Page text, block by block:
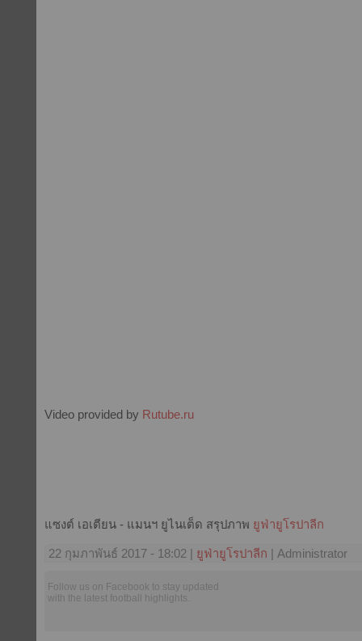
Video provided by Rutube.ru
แซงต์ เอเตียน - แมนฯ ยูไนเต็ด สรุปภาพ ยูฟ่ายูโรปาลีก
22 กุมภาพันธ์ 2017 - 18:02 | ยูฟ่ายูโรปาลีก | Administrator
Follow us on Facebook to stay updated
with the latest football highlights.